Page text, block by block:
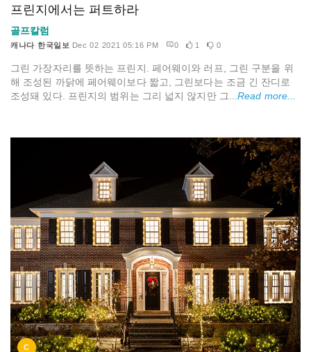
프린지에서는 퍼트하라
골프칼럼
캐나다 한국일보 Dec 02 2021 05:16 PM 0 1 0
그린 가장자리를 뜻하는 프린지. 페어웨이와 러프, 그린 구분을 위
해 조성된 까닭에 페어웨이보다 짧고, 그린보다는 조금 긴 잔디로
조성돼 있다. 프린지의 범위는 그리 넓지 않지만 그...Read more...
C